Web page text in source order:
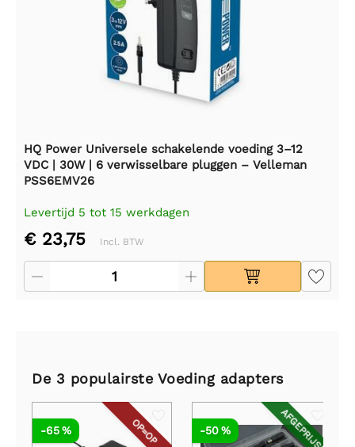
HQ Power Universele schakelende voeding 3–12
VDC | 30W | 6 verwisselbare pluggen – Velleman
PSS6EMV26
Levertijd 5 tot 15 werkdagen
€ 23,75 Incl. BTW
De 3 populairste Voeding adapters
OP=OP
-65 % AFGEPRIJSD
-50 %